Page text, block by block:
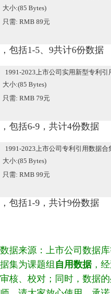
大小:(85 Bytes)
只需: RMB 89元
，包括1-5、9共计6份数据
1991-2023上市公司实用新型专利引
大小:(85 Bytes)
只需: RMB 79元
，包括6-9，共计4份数据
1991-2023上市公司专利引用数据合
大小:(85 Bytes)
只需: RMB 99元
，包括1-9，共计9份数据
数据来源：上市公司数据
据集为课题组 自用数据，
审核、校对；同时，数据